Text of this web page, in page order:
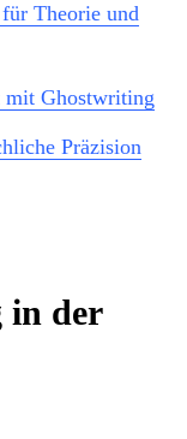
Theorie und
mit Ghostwriting
Präzision
in der